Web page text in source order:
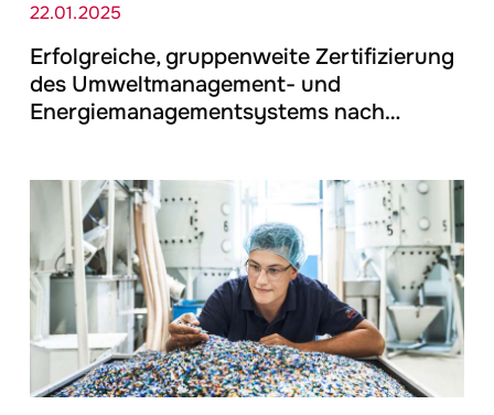
22.01.2025
Erfolgreiche, gruppenweite Zertifizierung
des Umweltmanagement- und
Energiemanagementsystems nach…